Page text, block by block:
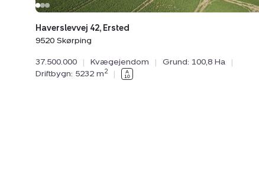
Haverslevvej 42, Ersted
9520 Skørping
37.500.000 | Kvægejendom | Grund: 100,8 Ha
|
Driftbygn: 5232 m2 |